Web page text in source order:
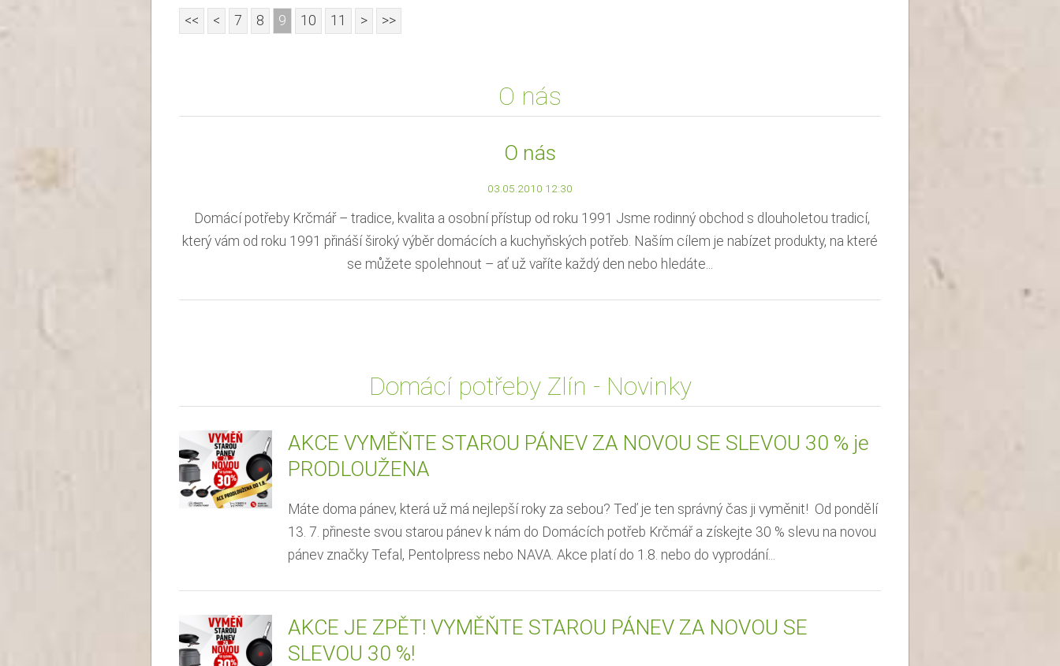
<< < 7 8 9 10 11 > >>
O nás
O nás
03.05.2010 12:30
Domácí potřeby Krčmář – tradice, kvalita a osobní přístup od roku 1991 Jsme rodinný obchod s dlouholetou tradicí,
který vám od roku 1991 přináší široký výběr domácích a kuchyňských potřeb. Naším cílem je nabízet produkty, na které
se můžete spolehnout – ať už vaříte každý den nebo hledáte...
Domácí potřeby Zlín - Novinky
AKCE VYMĚŇTE STAROU PÁNEV ZA NOVOU SE SLEVOU 30 % je
PRODLOUŽENA
Máte doma pánev, která už má nejlepší roky za sebou? Teď je ten správný čas ji vyměnit! Od pondělí
13. 7. přineste svou starou pánev k nám do Domácích potřeb Krčmář a získejte 30 % slevu na novou
pánev značky Tefal, Pentolpress nebo NAVA. Akce platí do 1.8. nebo do vyprodání...
AKCE JE ZPĚT! VYMĚŇTE STAROU PÁNEV ZA NOVOU SE
SLEVOU 30 %!